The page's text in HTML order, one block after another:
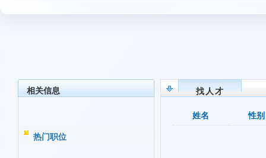
相关信息
热门职位
找人才
姓名 性别